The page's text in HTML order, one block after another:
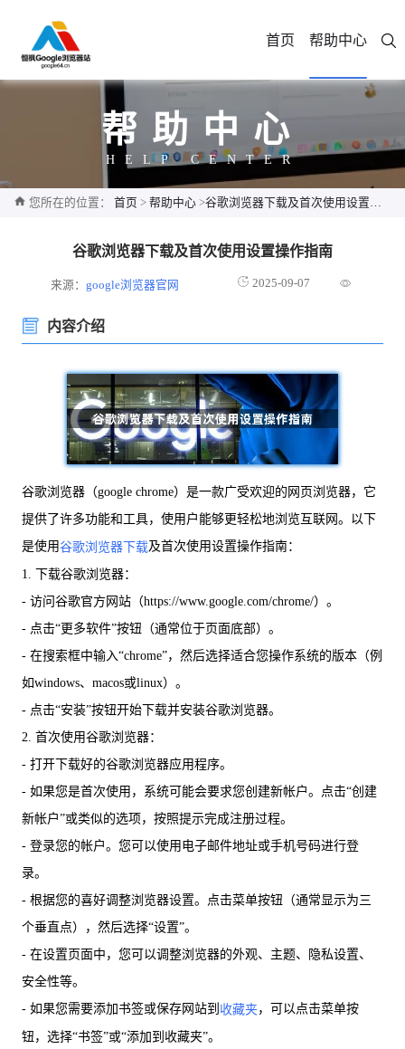
首页 帮助中心
帮助中心
HELP CENTER
您所在的位置： 首页 > 帮助中心 >谷歌浏览器下载及首次使用设置操作指南
谷歌浏览器下载及首次使用设置操作指南
来源：google浏览器官网 2025-09-07
内容介绍
谷歌浏览器（google chrome）是一款广受欢迎的网页浏览器，它
提供了许多功能和工具，使用户能够更轻松地浏览互联网。以下
是使用谷歌浏览器下载及首次使用设置操作指南：
1. 下载谷歌浏览器：
- 访问谷歌官方网站（https://www.google.com/chrome/）。
- 点击“更多软件”按钮（通常位于页面底部）。
- 在搜索框中输入“chrome”，然后选择适合您操作系统的版本（例
如windows、macos或linux）。
- 点击“安装”按钮开始下载并安装谷歌浏览器。
2. 首次使用谷歌浏览器：
- 打开下载好的谷歌浏览器应用程序。
- 如果您是首次使用，系统可能会要求您创建新帐户。点击“创建
新帐户”或类似的选项，按照提示完成注册过程。
- 登录您的帐户。您可以使用电子邮件地址或手机号码进行登
录。
- 根据您的喜好调整浏览器设置。点击菜单按钮（通常显示为三
个垂直点），然后选择“设置”。
- 在设置页面中，您可以调整浏览器的外观、主题、隐私设置、
安全性等。
- 如果您需要添加书签或保存网站到 收藏夹，可以点击菜单按
钮，选择“书签”或“添加到收藏夹”。